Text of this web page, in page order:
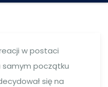
w postaci
początku
się na